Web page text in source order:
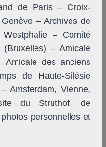
de Paris – Croix-
– Archives de
Westphalie – Comité
(Bruxelles) – Amicale
Amicale des anciens
de Haute-Silésie
Amsterdam, Vienne,
du Struthof, de
personnelles et